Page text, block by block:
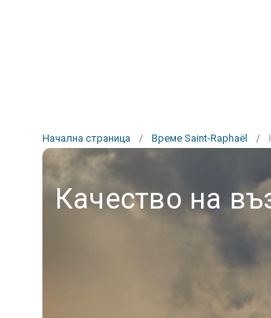
Начална страница / Време Saint-Raphaël /
Качество на